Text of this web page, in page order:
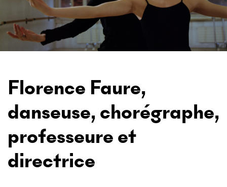
Florence Faure,
danseuse, chorégraphe,
professeure et
directrice